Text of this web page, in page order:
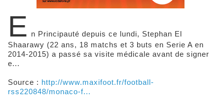
E n Principauté depuis ce lundi, Stephan El
Shaarawy (22 ans, 18 matchs et 3 buts en Serie A en
2014-2015) a passé sa visite médicale avant de signer
e...
Source : http://www.maxifoot.fr/football-
rss220848/monaco-f...